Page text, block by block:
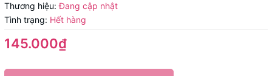
Thương hiệu: Đang cập nhật
Tình trạng: Hết hàng
145.000₫